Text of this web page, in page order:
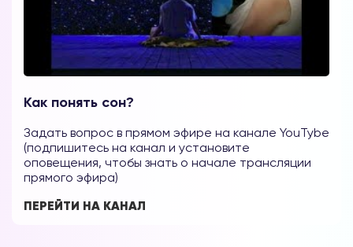
Как понять сон?
Задать вопрос в прямом эфире на канале YouTybe
(подпишитесь на канал и установите
оповещения, чтобы знать о начале трансляции
прямого эфира)
ПЕРЕЙТИ НА КАНАЛ